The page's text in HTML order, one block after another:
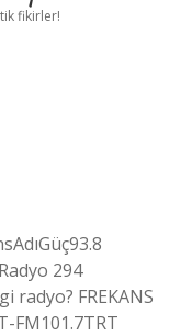
fikirler!
294
radyo? FREKANS
FM101.7TRT